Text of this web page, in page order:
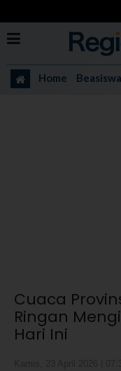
Home Beasiswa
Cuaca
Ringan
Hari Ini